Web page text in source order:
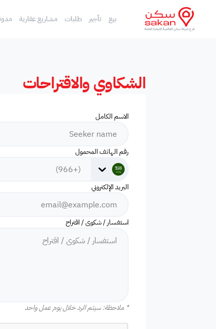
بيع تأجير طلبات مشاريع عقارية
الشكاوي والاقتراحات
الاسم الكامل
رقم الهاتف المحمول
البريد الإلكتروني
استفسار / شكوى / اقتراح
* ملاحظة: سيتم الرد خلال يوم عمل واحد